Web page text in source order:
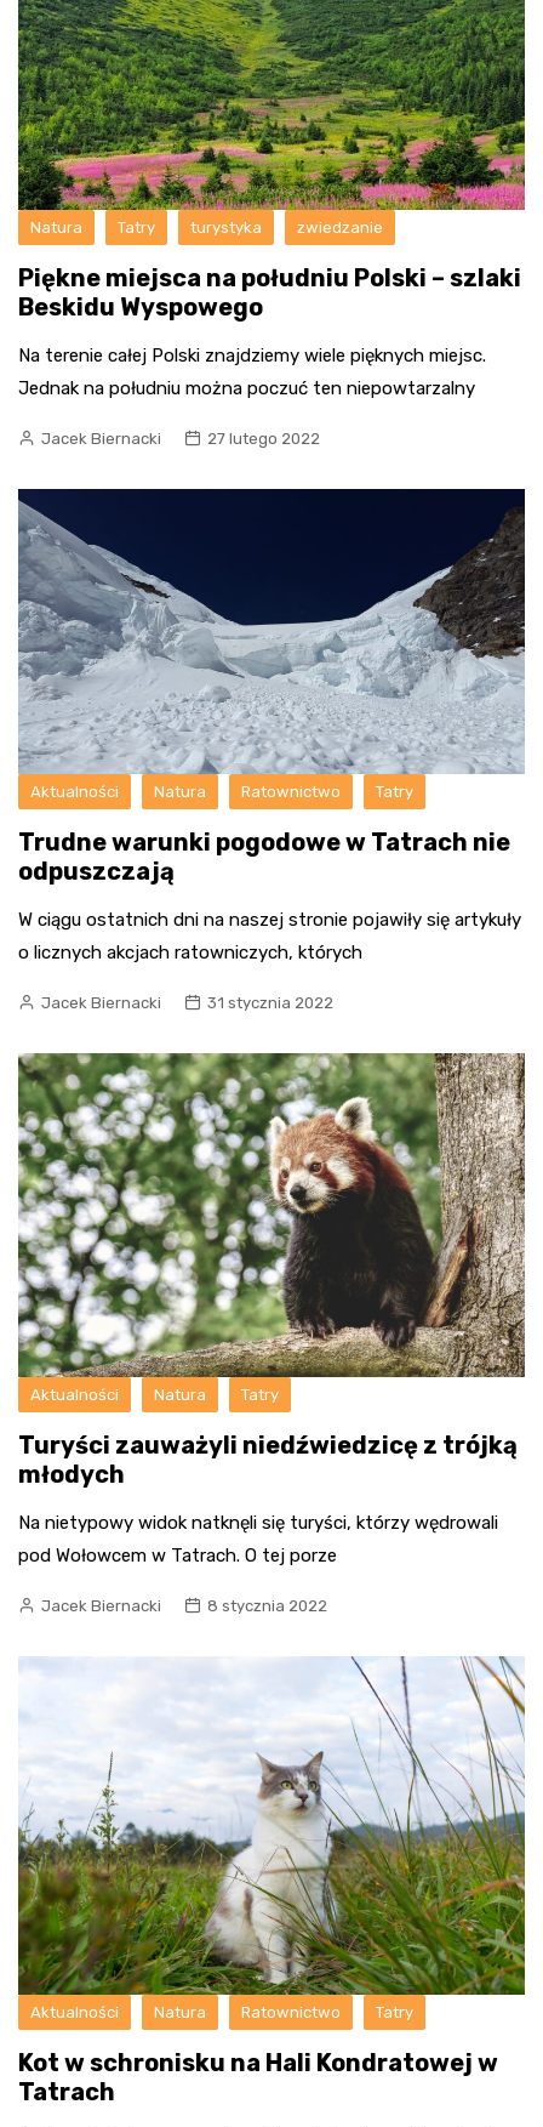
Natura Tatry turystyka zwiedzanie
Piękne miejsca na południu Polski – szlaki
Beskidu Wyspowego
Na terenie całej Polski znajdziemy wiele pięknych miejsc.
Jednak na południu można poczuć ten niepowtarzalny
Jacek Biernacki 27 lutego 2022
Aktualności Natura Ratownictwo Tatry
Trudne warunki pogodowe w Tatrach nie
odpuszczają
W ciągu ostatnich dni na naszej stronie pojawiły się artykuły
o licznych akcjach ratowniczych, których
Jacek Biernacki 31 stycznia 2022
Aktualności Natura Tatry
Turyści zauważyli niedźwiedzicę z trójką
młodych
Na nietypowy widok natknęli się turyści, którzy wędrowali
pod Wołowcem w Tatrach. O tej porze
Jacek Biernacki 8 stycznia 2022
Aktualności Natura Ratownictwo Tatry
Kot w schronisku na Hali Kondratowej w
Tatrach